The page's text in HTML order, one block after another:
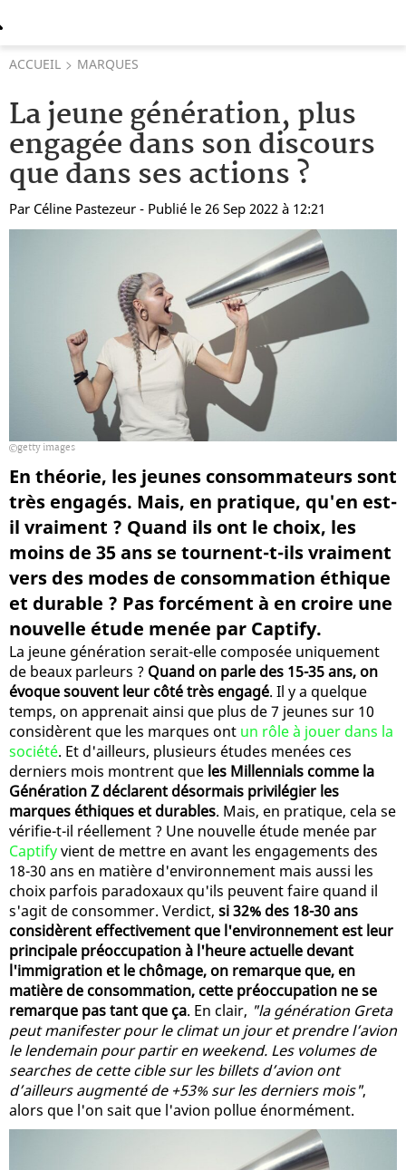
ACCUEIL MARQUES
La jeune génération, plus
engagée dans son discours
que dans ses actions ?
Par Céline Pastezeur - Publié le 26 Sep 2022 à 12:21
getty images
En théorie, les jeunes consommateurs sont
très engagés. Mais, en pratique, qu'en est-
il vraiment ? Quand ils ont le choix, les
moins de 35 ans se tournent-t-ils vraiment
vers des modes de consommation éthique
et durable ? Pas forcément à en croire une
nouvelle étude menée par Captify.
La jeune génération serait-elle composée uniquement
de beaux parleurs ? Quand on parle des 15-35 ans, on
évoque souvent leur côté très engagé. Il y a quelque
temps, on apprenait ainsi que plus de 7 jeunes sur 10
considèrent que les marques ont un rôle à jouer dans la
société. Et d'ailleurs, plusieurs études menées ces
derniers mois montrent que les Millennials comme la
Génération Z déclarent désormais privilégier les
marques éthiques et durables. Mais, en pratique, cela se
vérifie-t-il réellement ? Une nouvelle étude menée par
Captifyvient de mettre en avant les engagements des
18-30 ans en matière d'environnement mais aussi les
choix parfois paradoxaux qu'ils peuvent faire quand il
s'agit de consommer. Verdict, si 32% des 18-30 ans
considèrent effectivement que l'environnement est leur
principale préoccupation à l'heure actuelle devant
l'immigration et le chômage, on remarque que, en
matière de consommation, cette préoccupation ne se
remarque pas tant que ça. En clair, "la génération Greta
peut manifester pour le climat un jour et prendre l’avion
le lendemain pour partir en weekend. Les volumes de
searches de cette cible sur les billets d’avion ont
d’ailleurs augmenté de +53% sur les derniers mois",
alors que l'on sait que l'avion pollue énormément.